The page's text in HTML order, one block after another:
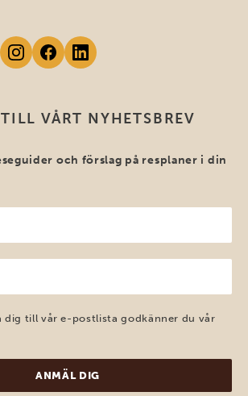
VÅRT NYHETSBREV
och förslag på resplaner i din
dig till vår e-postlista godkänner du vår